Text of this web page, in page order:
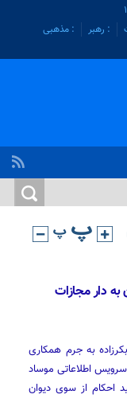
: رهبر
: مذهبی
دار مجازات
به جرم همکاری
اطلاعاتی موساد
احکام از سوی دیوان